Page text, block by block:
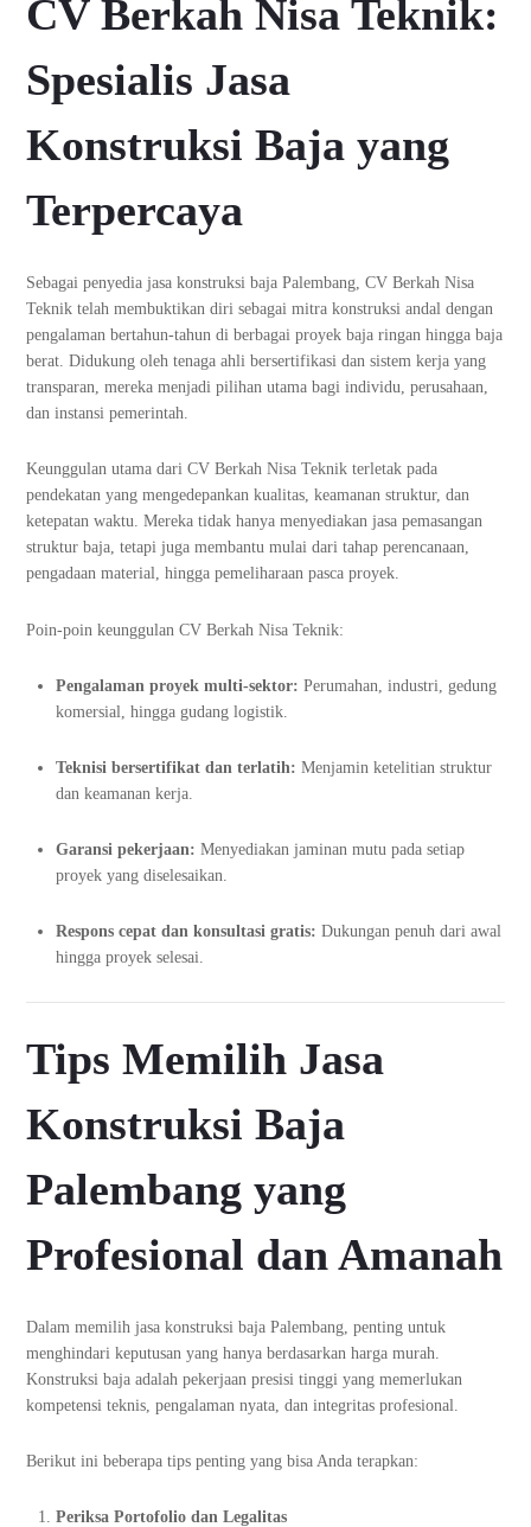
CV Berkah Nisa Teknik:
Spesialis Jasa
Konstruksi Baja yang
Terpercaya
Sebagai penyedia jasa konstruksi baja Palembang, CV Berkah Nisa
Teknik telah membuktikan diri sebagai mitra konstruksi andal dengan
pengalaman bertahun-tahun di berbagai proyek baja ringan hingga baja
berat. Didukung oleh tenaga ahli bersertifikasi dan sistem kerja yang
transparan, mereka menjadi pilihan utama bagi individu, perusahaan,
dan instansi pemerintah.
Keunggulan utama dari CV Berkah Nisa Teknik terletak pada
pendekatan yang mengedepankan kualitas, keamanan struktur, dan
ketepatan waktu. Mereka tidak hanya menyediakan jasa pemasangan
struktur baja, tetapi juga membantu mulai dari tahap perencanaan,
pengadaan material, hingga pemeliharaan pasca proyek.
Poin-poin keunggulan CV Berkah Nisa Teknik:
Pengalaman proyek multi-sektor: Perumahan, industri, gedung
komersial, hingga gudang logistik.
Teknisi bersertifikat dan terlatih: Menjamin ketelitian struktur
dan keamanan kerja.
Garansi pekerjaan: Menyediakan jaminan mutu pada setiap
proyek yang diselesaikan.
Respons cepat dan konsultasi gratis: Dukungan penuh dari awal
hingga proyek selesai.
Tips Memilih Jasa
Konstruksi Baja
Palembang yang
Profesional dan Amanah
Dalam memilih jasa konstruksi baja Palembang, penting untuk
menghindari keputusan yang hanya berdasarkan harga murah.
Konstruksi baja adalah pekerjaan presisi tinggi yang memerlukan
kompetensi teknis, pengalaman nyata, dan integritas profesional.
Berikut ini beberapa tips penting yang bisa Anda terapkan:
Periksa Portofolio dan Legalitas